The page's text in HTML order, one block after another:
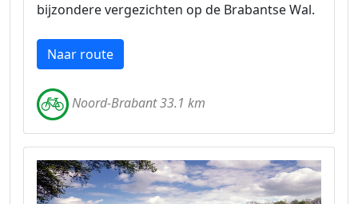
bijzondere vergezichten op de Brabantse Wal.
Naar route
Noord-Brabant 33.1 km